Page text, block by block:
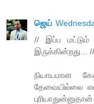
ஜெய்
// இப்ப மட்டும்
இருக்கின்றது... //
நியாயமான
தேவையில்லை